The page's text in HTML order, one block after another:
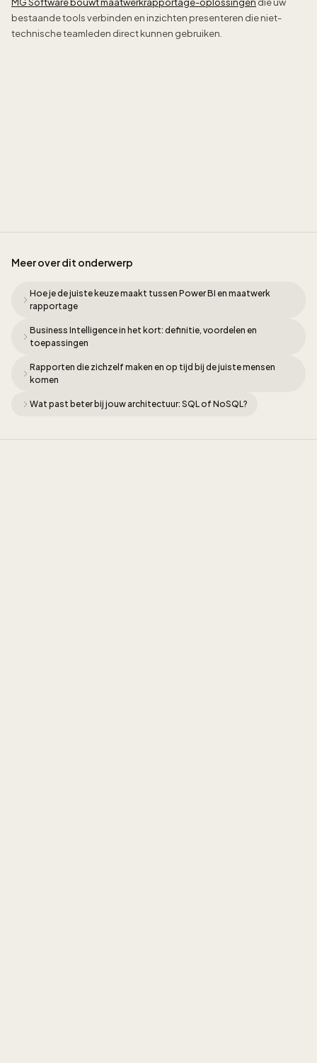
MG Software bouwt maatwerkrapportage-oplossingen die uw
bestaande tools verbinden en inzichten presenteren die niet-
technische teamleden direct kunnen gebruiken.
Meer over dit onderwerp
Hoe je de juiste keuze maakt tussen Power BI en maatwerk
rapportage
Business Intelligence in het kort: definitie, voordelen en
toepassingen
Rapporten die zichzelf maken en op tijd bij de juiste mensen
komen
Wat past beter bij jouw architectuur: SQL of NoSQL?